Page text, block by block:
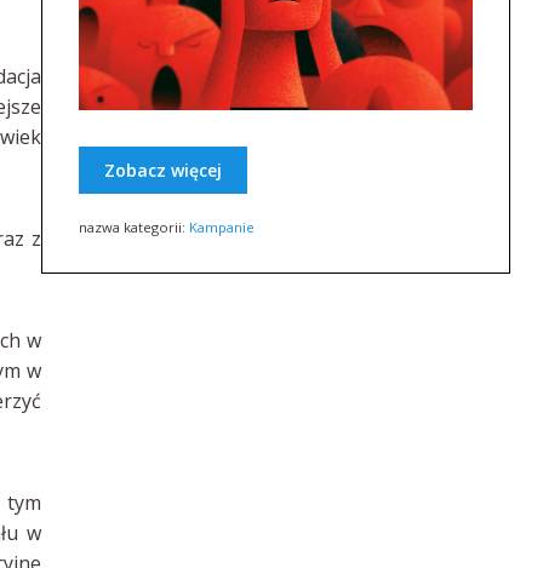
z
w
w
tym
w
Zobacz więcej
nazwa kategorii: Kampanie